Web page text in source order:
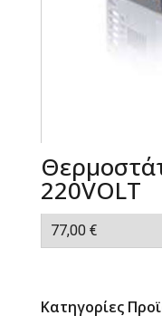
220VOLT
77,00 €
Κατηγορίες